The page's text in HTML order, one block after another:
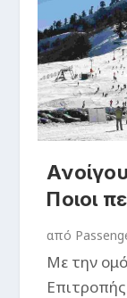
Ποιοι
από
Με την